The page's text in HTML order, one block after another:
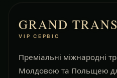
GRAND
VIP СЕРВІС
Преміальні міжнародні
Молдовою та Польщею